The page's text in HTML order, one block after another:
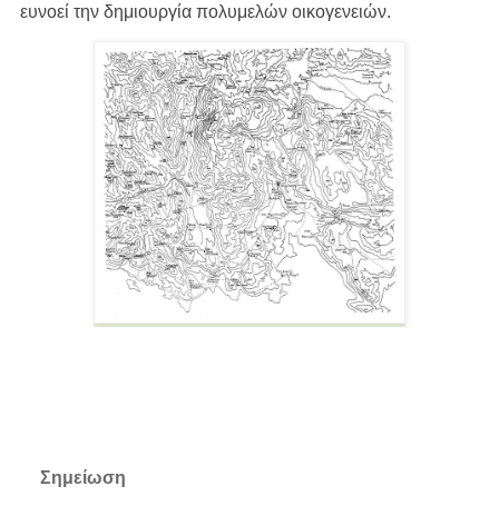
ευνοεί την δημιουργία πολυμελών οικογενειών.
Σημείωση